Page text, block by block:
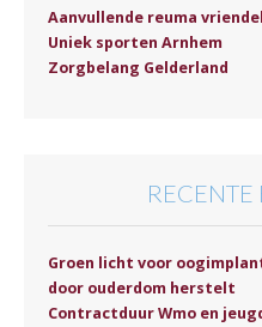
Aanvullende reuma
Uniek sporten Arnhem
Zorgbelang Gelderland
RECENTE
Groen licht voor
door ouderdom herstelt
Contractduur Wmo en